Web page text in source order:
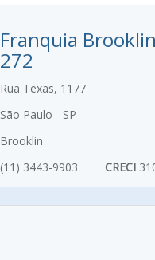
Franquia
272
Rua Texas, 1177
São Paulo - SP
Brooklin
(11) 3443-9903
CRECI